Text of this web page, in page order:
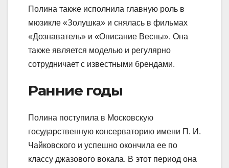
Полина также исполнила главную роль в
мюзикле «Золушка» и снялась в фильмах
«Дознаватель» и «Описание Весны». Она
также является моделью и регулярно
сотрудничает с известными брендами.
Ранние годы
Полина поступила в Московскую
государственную консерваторию имени П. И.
Чайковского и успешно окончила ее по
классу джазового вокала. В этот период она